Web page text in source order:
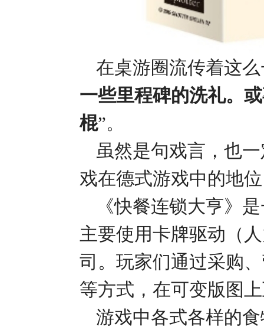
在桌游圈流传着这
一些里程碑的洗礼。
棍”。
虽然是句戏言，也
戏在德式游戏中的地
《快餐连锁大亨》
主要使用卡牌驱动（
司。玩家们通过采购
等方式，在可变版图
游戏中各式各样的